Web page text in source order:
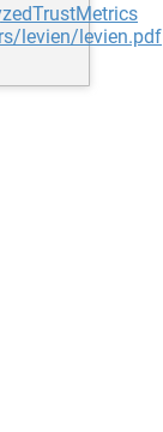
levien/levien.pdf